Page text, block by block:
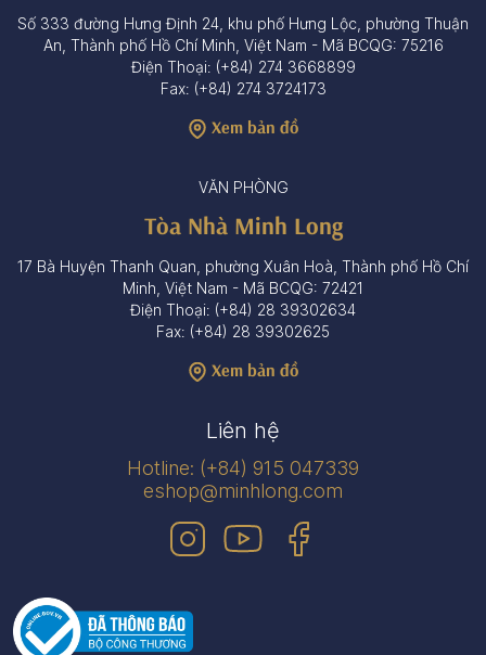
Số 333 đường Hưng Định 24, khu phố Hưng Lộc, phường Thuận
An, Thành phố Hồ Chí Minh, Việt Nam - Mã BCQG: 75216
Điện Thoại: (+84) 274 3668899
Fax: (+84) 274 3724173
Xem bản đồ
VĂN PHÒNG
Tòa Nhà Minh Long
17 Bà Huyện Thanh Quan, phường Xuân Hoà, Thành phố Hồ Chí
Minh, Việt Nam - Mã BCQG: 72421
Điện Thoại: (+84) 28 39302634
Fax: (+84) 28 39302625
Xem bản đồ
Liên hệ
Hotline: (+84) 915 047339
eshop@minhlong.com